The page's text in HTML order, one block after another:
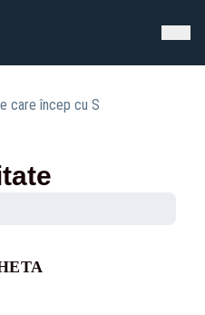
care încep cu S